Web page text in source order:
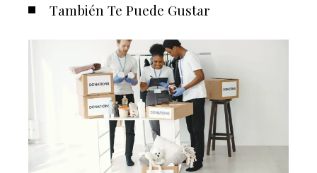
También Te Puede Gustar